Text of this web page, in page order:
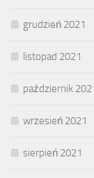
grudzień 2021
listopad 2021
październik
wrzesień 2021
sierpień 2021